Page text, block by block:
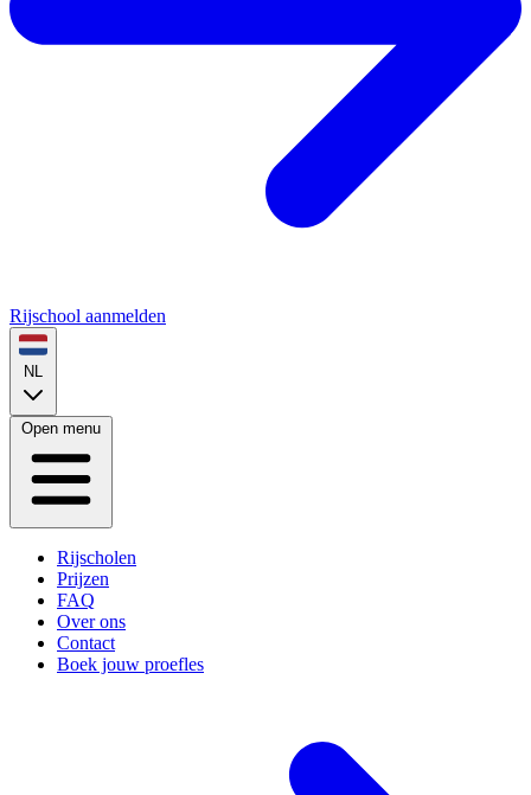
Rijschool aanmelden
NL
Open menu
Rijscholen
Prijzen
FAQ
Over ons
Contact
Boek jouw proefles